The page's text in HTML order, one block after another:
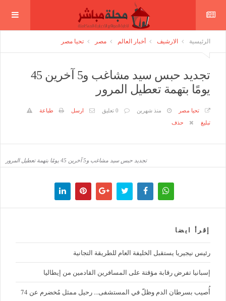
الرئيسية الارشيف أخبار العالم مصر تحيا مصر
تجديد حبس سيد مشاغب و5 آخرين 45
يومًا بتهمة تعطيل المرور
تحيا مصر منذ شهرين 0 تعليق ارسل
طباعة
تبليغ
حذف
تجديد حبس سيد مشاغب و5 آخرين 45 يومًا بتهمة تعطيل المرور
إقرأ ايضا
رئيس نيجيريا يستقبل الخليفة العام للطريقة التجانية
إسبانيا تفرض رقابة مؤقتة على المسافرين القادمين من إيطاليا
أُصيب بسرطان الدم وظلّ في المستشفى... رحيل ممثل مُخضرم عن 74